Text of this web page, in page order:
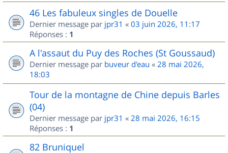
46 Les fabuleux singles de Douelle
Dernier message par jpr31 « 03 juin 2026, 11:17
Réponses : 1
A l'assaut du Puy des Roches (St Goussaud)
Dernier message par buveur d'eau « 28 mai 2026,
18:03
Tour de la montagne de Chine depuis Barles
(04)
Dernier message par jpr31 « 28 mai 2026, 16:15
Réponses : 1
82 Bruniquel